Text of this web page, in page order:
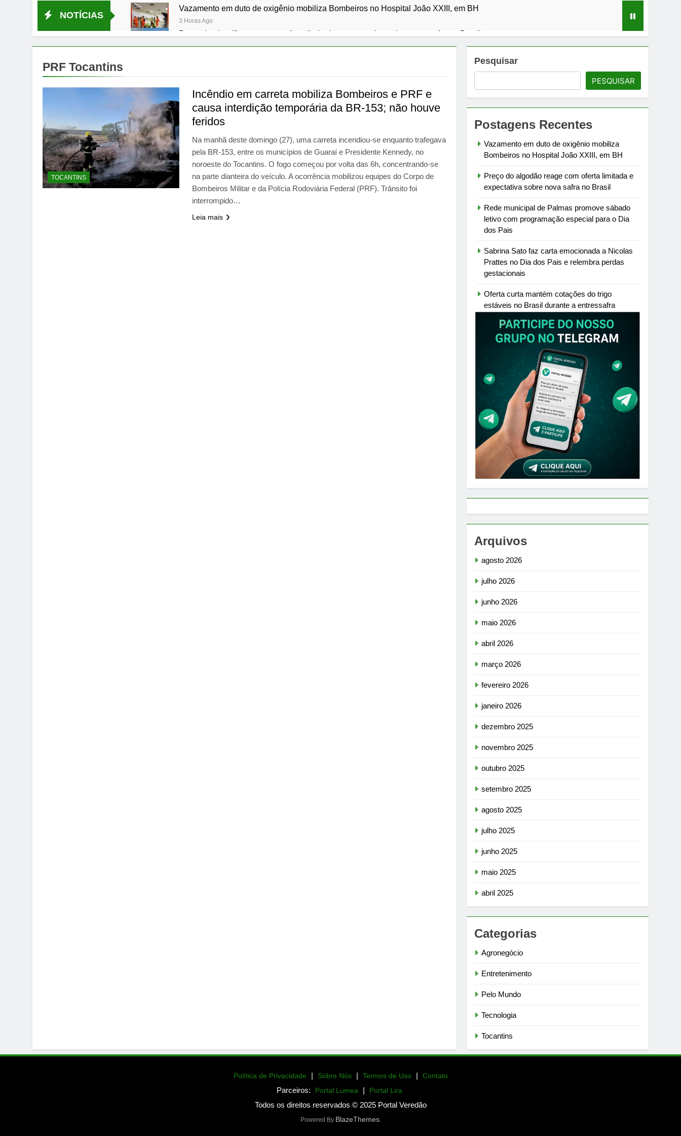
NOTÍCIAS
Vazamento em duto de oxigênio mobiliza Bombeiros no Hospital João XXIII, em BH
3 Horas Ago
Preço do algodão reage com oferta limitada e expectativa sobre nova safra no Brasil
6 Horas Ago
Rede municipal de Palmas promove sábado letivo com programação especial para o Dia dos Pais
12 Horas Ago
Oferta curta mantém cotações do trigo estáveis no Brasil durante a entressafra
15 Horas Ago
Prefeitura divulga resultado preliminar da degustação do 20º Festival Gastronômico de Taquaruçu
15 Horas Ago
PRF Tocantins
TOCANTINS
Incêndio em carreta mobiliza Bombeiros e PRF e
causa interdição temporária da BR-153; não houve
feridos
Na manhã deste domingo (27), uma carreta incendiou-se enquanto trafegava
pela BR-153, entre os municípios de Guaraí e Presidente Kennedy, no
noroeste do Tocantins. O fogo começou por volta das 6h, concentrando-se
na parte dianteira do veículo. A ocorrência mobilizou equipes do Corpo de
Bombeiros Militar e da Polícia Rodoviária Federal (PRF). Trânsito foi
interrompido…
Leia mais
Pesquisar
PESQUISAR
Postagens Recentes
Vazamento em duto de oxigênio mobiliza
Bombeiros no Hospital João XXIII, em BH
Preço do algodão reage com oferta limitada e
expectativa sobre nova safra no Brasil
Rede municipal de Palmas promove sábado
letivo com programação especial para o Dia
dos Pais
Sabrina Sato faz carta emocionada a Nicolas
Prattes no Dia dos Pais e relembra perdas
gestacionais
Oferta curta mantém cotações do trigo
estáveis no Brasil durante a entressafra
Arquivos
agosto 2026
julho 2026
junho 2026
maio 2026
abril 2026
março 2026
fevereiro 2026
janeiro 2026
dezembro 2025
novembro 2025
outubro 2025
setembro 2025
agosto 2025
julho 2025
junho 2025
maio 2025
abril 2025
Categorias
Agronegócio
Entretenimento
Pelo Mundo
Tecnologia
Tocantins
Política de Privacidade | Sobre Nós | Termos de Uso | Contato
Parceiros: Portal Lumea | Portal Lira
Todos os direitos reservados © 2025 Portal Veredão
Powered By BlazeThemes.